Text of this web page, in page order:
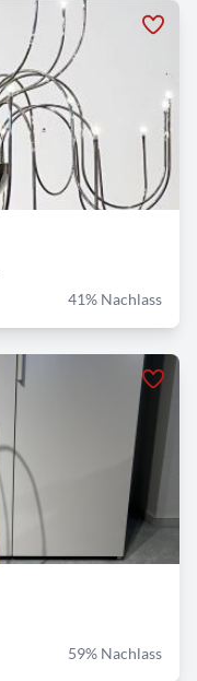
41% Nachlass
59% Nachlass